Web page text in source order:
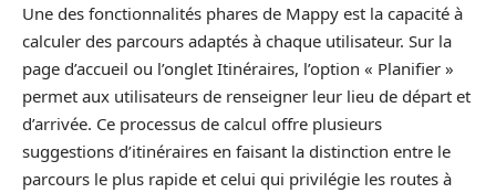
Une des fonctionnalités phares de Mappy est la capacité à
calculer des parcours adaptés à chaque utilisateur. Sur la
page d’accueil ou l’onglet Itinéraires, l’option « Planifier »
permet aux utilisateurs de renseigner leur lieu de départ et
d’arrivée. Ce processus de calcul offre plusieurs
suggestions d’itinéraires en faisant la distinction entre le
parcours le plus rapide et celui qui privilégie les routes à